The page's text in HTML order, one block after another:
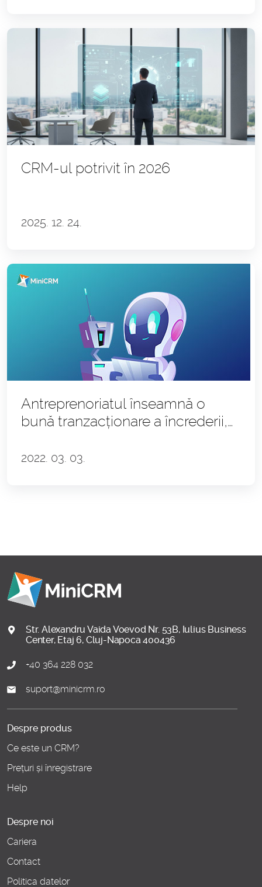
CRM-ul potrivit în 2026
2025. 12. 24.
Antreprenoriatul înseamnă o
bună tranzacționare a încrederii,
2022. 03. 03.
Str. Alexandru Vaida Voevod Nr. 53B, Iulius Business
Center, Etaj 6, Cluj-Napoca 400436
+40 364 228 032
suport@minicrm.ro
Despre produs
Ce este un CRM?
Prețuri și înregistrare
Help
Despre noi
Cariera
Contact
Politica datelor